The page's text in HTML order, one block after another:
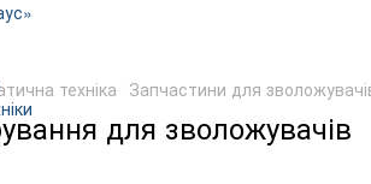
техніка Запчастини для
для зволожувачів